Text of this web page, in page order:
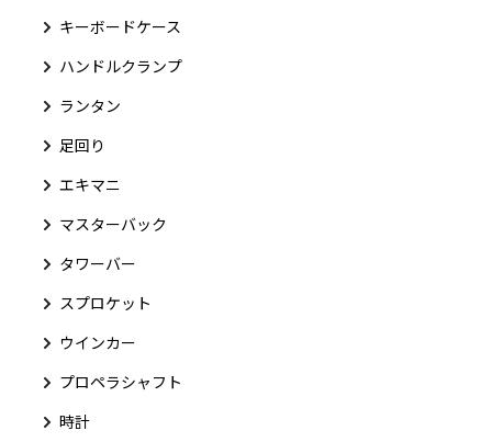
キーボードケース
ハンドルクランプ
ランタン
足回り
エキマニ
マスターバック
タワーバー
スプロケット
ウインカー
プロペラシャフト
時計